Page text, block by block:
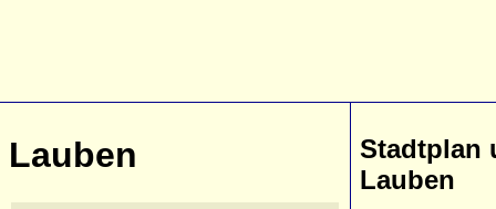
Lauben
Stadtplan
Lauben